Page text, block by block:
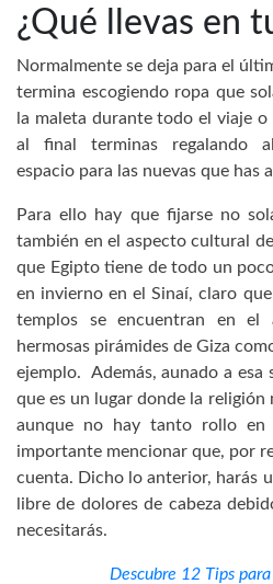
¿Qué llevas en
Normalmente se deja para el
termina escogiendo ropa que
la maleta durante todo el viaje
al final terminas regalando
espacio para las nuevas que has
Para ello hay que fijarse no
también en el aspecto cultural
que Egipto tiene de todo un
en invierno en el Sinaí, claro
templos se encuentran en el
hermosas pirámides de Giza
ejemplo. Además, aunado a esa
que es un lugar donde la religión
aunque no hay tanto rollo en
importante mencionar que, por
cuenta. Dicho lo anterior, harás
libre de dolores de cabeza
necesitarás.
Descubre 12 Tips